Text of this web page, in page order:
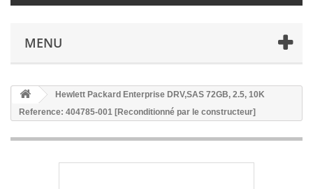
MENU
Hewlett Packard Enterprise DRV,SAS 72GB, 2.5, 10K
Reference: 404785-001 [Reconditionné par le constructeur]